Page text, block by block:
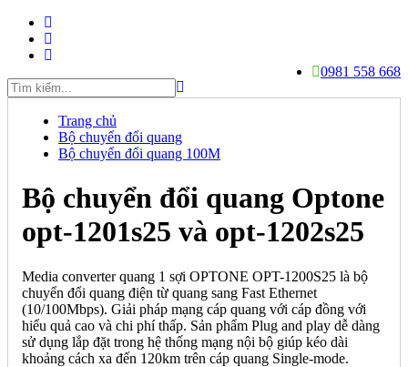
0981 558 668
Trang chủ
Bộ chuyển đổi quang
Bộ chuyển đổi quang 100M
Bộ chuyển đổi quang Optone
opt-1201s25 và opt-1202s25
Media converter quang 1 sợi OPTONE OPT-1200S25 là bộ
chuyển đổi quang điện từ quang sang Fast Ethernet
(10/100Mbps). Giải pháp mạng cáp quang với cáp đồng với
hiểu quả cao và chi phí thấp. Sản phẩm Plug and play dễ dàng
sử dụng lắp đặt trong hệ thống mạng nội bộ giúp kéo dài
khoảng cách xa đến 120km trên cáp quang Single-mode.